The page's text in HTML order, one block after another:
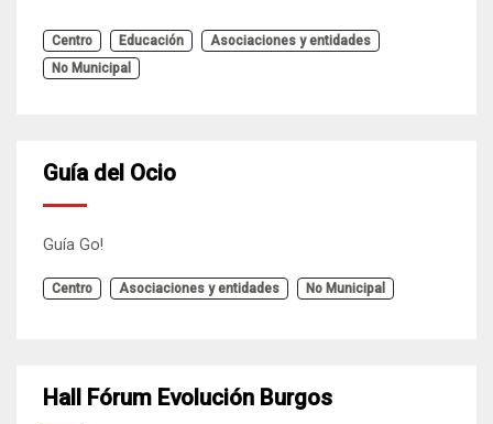
Centro Educación
Asociaciones y entidades
No Municipal
Guía del Ocio
Guía Go!
Centro Asociaciones y entidades No Municipal
Hall Fórum Evolución Burgos